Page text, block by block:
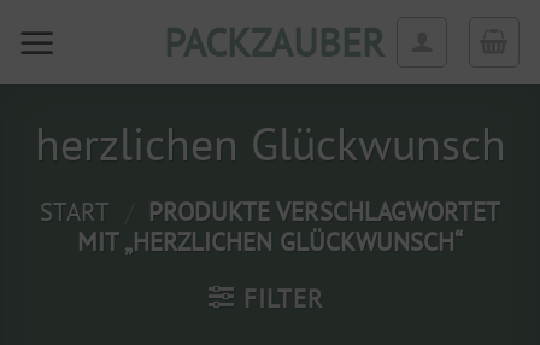
Inhalt
PACKZAUBER
herzlichen Glückwunsch
START
PRODUKTE VERSCHLAGWORTET
MIT „HERZLICHEN GLÜCKWUNSCH“
FILTER